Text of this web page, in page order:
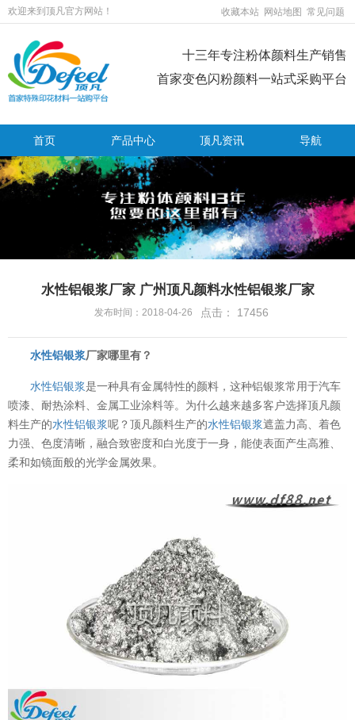
欢迎来到顶凡官方网站！ 收藏本站 网站地图 常见问题
十三年专注粉体颜料生产销售
首家变色闪粉颜料一站式采购平台
首页 产品中心 顶凡资讯 导航
水性铝银浆厂家 广州顶凡颜料水性铝银浆厂家
发布时间：2018-04-26 点击： 17456
水性铝银浆厂家哪里有？
水性铝银浆是一种具有金属特性的颜料，这种铝银浆常用于汽车
喷漆、耐热涂料、金属工业涂料等。为什么越来越多客户选择顶凡颜
料生产的水性铝银浆呢？顶凡颜料生产的水性铝银浆遮盖力高、着色
力强、色度清晰，融合致密度和白光度于一身，能使表面产生高雅、
柔和如镜面般的光学金属效果。